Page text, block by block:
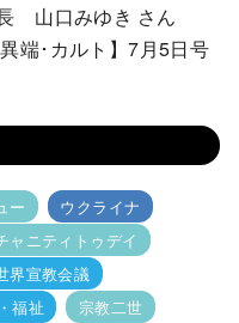
山口みゆき さん
端･カルト】7月5日号
ー
ウクライナ
ャニティトゥデイ
界宣教会議
福祉
宗教二世